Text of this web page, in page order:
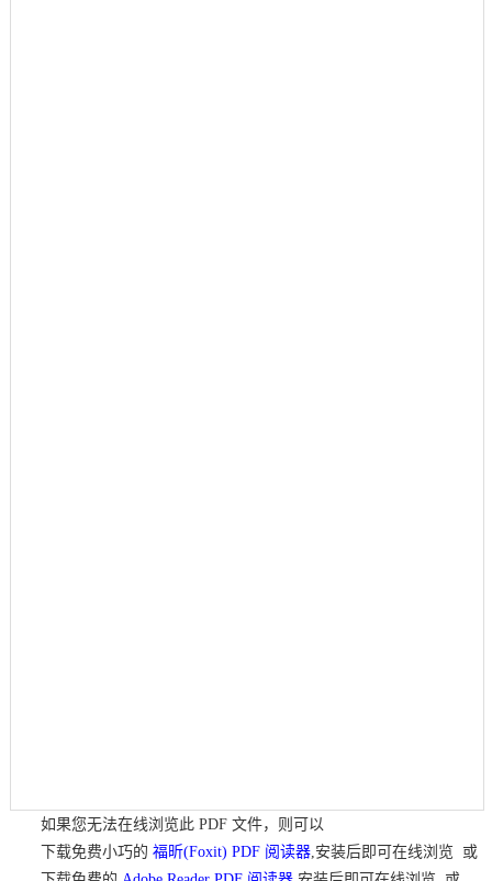
如果您无法在线浏览此 PDF 文件，则可以
下载免费小巧的 福昕(Foxit) PDF 阅读器,安装后即可在线浏览 或